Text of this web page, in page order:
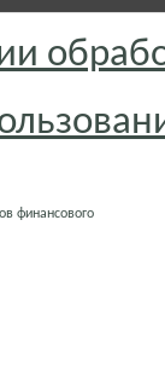
финансового